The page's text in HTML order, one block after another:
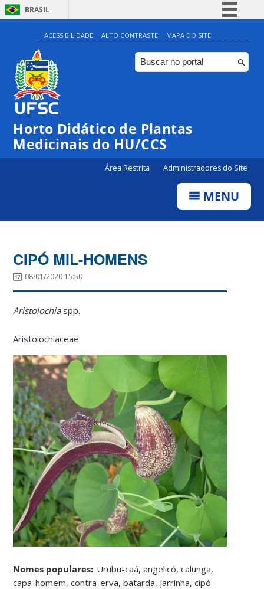
BRASIL
Simplifique!
Comunica BR
Participe
Canais
ACESSIBILIDADE ALTO CONTRASTE MAPA DO SITE
Horto Didático de Plantas
Medicinais do HU/CCS
Área Restrita Administradores do Site
MENU
CIPÓ MIL-HOMENS
08/01/2020 15:50
Aristolochiaspp.
Aristolochiaceae
Nomes populares: Urubu-caá, angelicó, calunga,
capa-homem, contra-erva, batarda, jarrinha, cipó